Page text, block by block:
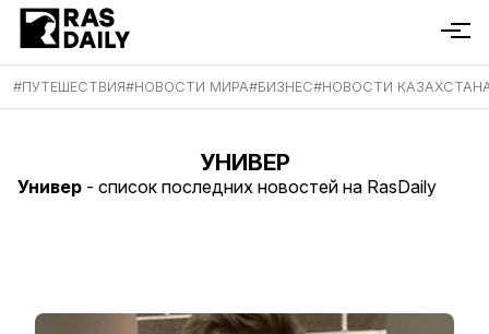
#ПУТЕШЕСТВИЯ#НОВОСТИ МИРА#БИЗНЕС#НОВОСТИ
УНИВЕР
Универ - список последних новостей на RasDaily